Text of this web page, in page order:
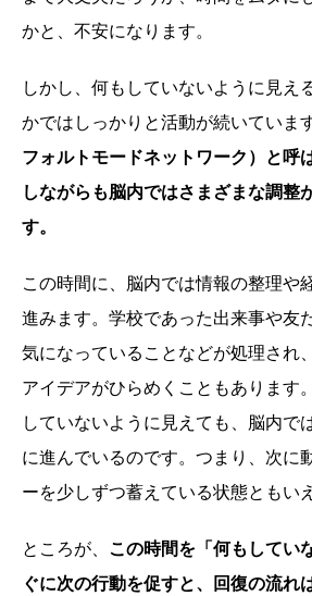
かと、不安になります。
しかし、何もしていないように見え
かではしっかりと活動が続いています
フォルトモードネットワーク）と呼
しながらも脳内ではさまざまな調整
す。
この時間に、脳内では情報の整理や
進みます。学校であった出来事や友
気になっていることなどが処理され
アイデアがひらめくこともあります
していないように見えても、脳内で
に進んでいるのです。つまり、次に
ーを少しずつ蓄えている状態ともい
ところが、 この時間を「何もしてい
ぐに次の行動を促すと、回復の流れ